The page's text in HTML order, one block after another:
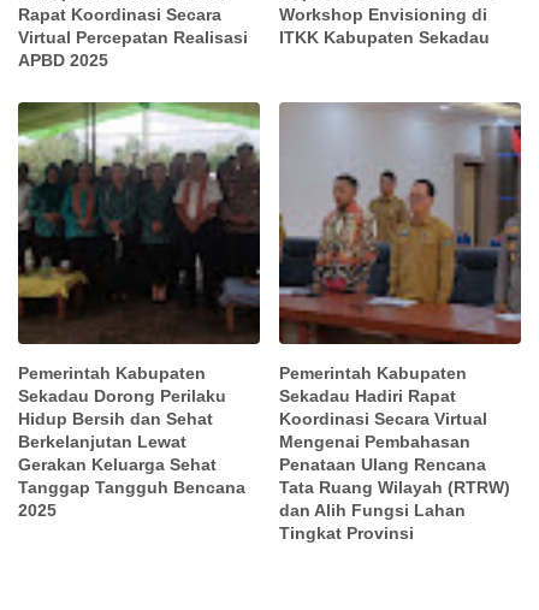
Rapat Koordinasi Secara
Virtual Percepatan Realisasi
APBD 2025
Workshop Envisioning di
ITKK Kabupaten Sekadau
Pemerintah Kabupaten
Sekadau Dorong Perilaku
Hidup Bersih dan Sehat
Berkelanjutan Lewat
Gerakan Keluarga Sehat
Tanggap Tangguh Bencana
2025
Pemerintah Kabupaten
Sekadau Hadiri Rapat
Koordinasi Secara Virtual
Mengenai Pembahasan
Penataan Ulang Rencana
Tata Ruang Wilayah (RTRW)
dan Alih Fungsi Lahan
Tingkat Provinsi